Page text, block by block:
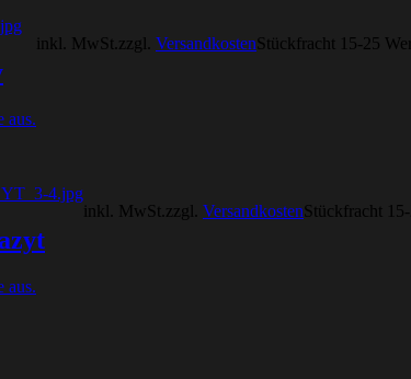
aus.
inkl. MwSt. zzgl. VersandkostenStückfracht 15-25
aus.
inkl. MwSt. zzgl. VersandkostenStückfracht